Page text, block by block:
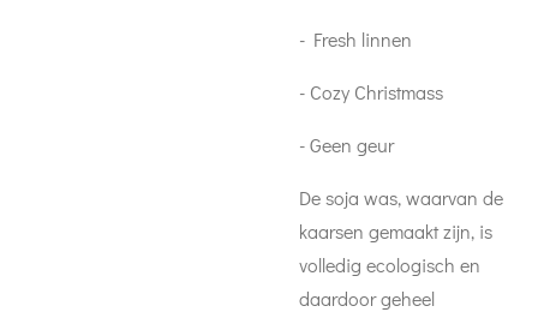
- Fresh linnen
- Cozy Christmass
- Geen geur
De soja was, waarvan de
kaarsen gemaakt zijn, is
volledig ecologisch en
daardoor geheel